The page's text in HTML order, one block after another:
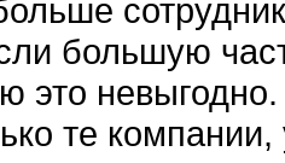
большую
это
те